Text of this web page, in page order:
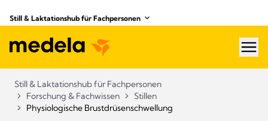
Still & Laktationshub für Fachpersonen
Still & Laktationshub für Fachpersonen
Forschung & Fachwissen
Stillen
Physiologische Brustdrüsenschwellung